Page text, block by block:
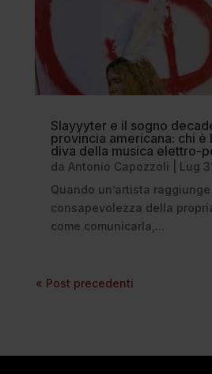
Slayyyter e il sogno
provincia americana: chi è
diva della musica elettro-
da Antonio Capozzoli Lug
Quando un’artista
consapevolezza della
come comunicarla,...
« Post precedenti